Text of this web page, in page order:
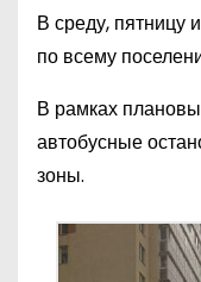
В среду, пятницу
по всему
В рамках
автобусные
зоны.